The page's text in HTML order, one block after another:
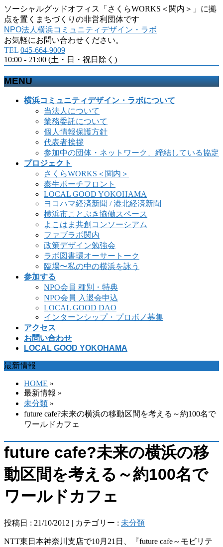
ソーシャルグッドオフィス「さくらWORKS＜関内＞」に拠
点を置くまちづくりの非営利団体です
NPO法人横浜コミュニティデザイン・ラボ
お気軽にお問い合わせください。
TEL 045-664-9009
10:00 - 21:00 (土・日・祝日除く)
MENU
横浜コミュニティデザイン・ラボについて
当法人について
業務委託について
個人情報保護方針
代表者挨拶
参加中の団体・ネットワーク、締結している協定
プロジェクト
さくらWORKS＜関内＞
泰生ポーチフロント
LOCAL GOOD YOKOHAMA
ヨコハマ経済新聞 / 港北経済新聞
横浜市ことぶき協働スペース
よこはま共創コンソーシアム
ファブラボ関内
政策デザイン勉強会
ラボ図書環オーサートーク
臨場〜私の中の横浜を詠う
参加する
NPO会員 種別・特典
NPO会員 入退会申込
LOCAL GOOD DAO
インターンシップ・プロボノ募集
アクセス
お問い合わせ
LOCAL GOOD YOKOHAMA
最新情報
HOME »
最新情報 »
未分類 »
future cafe?未来の横浜の移動区間を考える～約100名で
ワールドカフェ
future cafe?未来の横浜の移
動区間を考える～約100名で
ワールドカフェ
投稿日 : 21/10/2012 | カテゴリー : 未分類
NTT東日本神奈川支店で10月21日、『future cafe～モビリテ